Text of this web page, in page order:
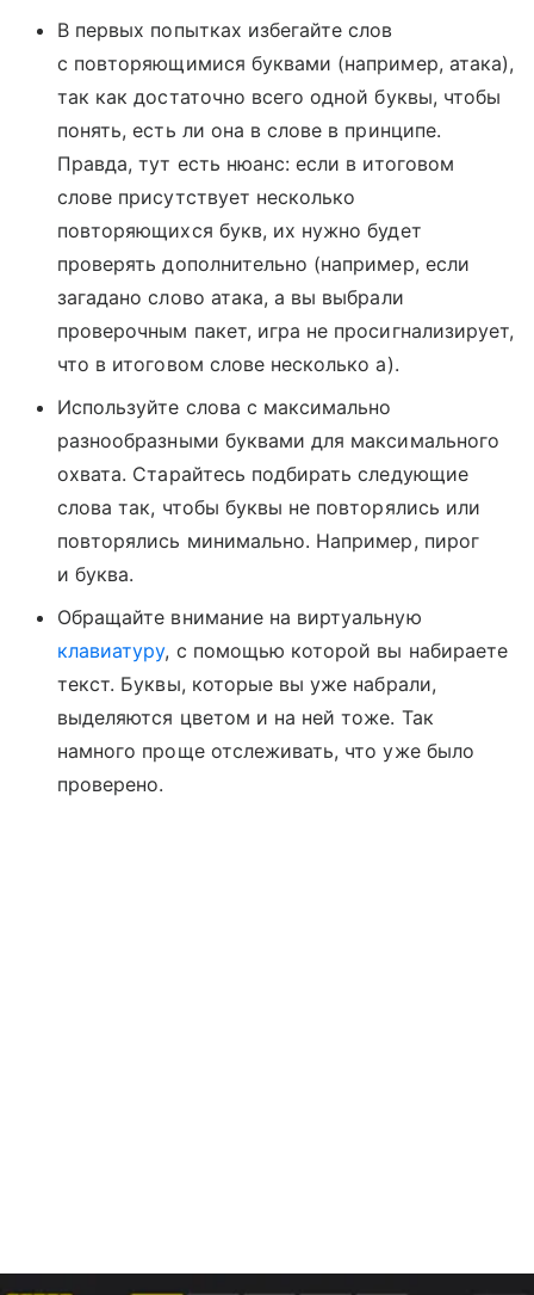
В первых попытках избегайте слов
с повторяющимися буквами (например, атака),
так как достаточно всего одной буквы, чтобы
понять, есть ли она в слове в принципе.
Правда, тут есть нюанс: если в итоговом
слове присутствует несколько
повторяющихся букв, их нужно будет
проверять дополнительно (например, если
загадано слово атака, а вы выбрали
проверочным пакет, игра не просигнализирует,
что в итоговом слове несколько а).
Используйте слова с максимально
разнообразными буквами для максимального
охвата. Старайтесь подбирать следующие
слова так, чтобы буквы не повторялись или
повторялись минимально. Например, пирог
и буква.
Обращайте внимание на виртуальную
клавиатуру, с помощью которой вы набираете
текст. Буквы, которые вы уже набрали,
выделяются цветом и на ней тоже. Так
намного проще отслеживать, что уже было
проверено.